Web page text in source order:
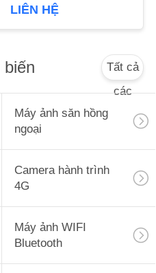
LIÊN HỆ
biến
Tất cả
các
Máy ảnh săn hồng
ngoại
Camera hành trình
4G
Máy ảnh WIFI
Bluetooth